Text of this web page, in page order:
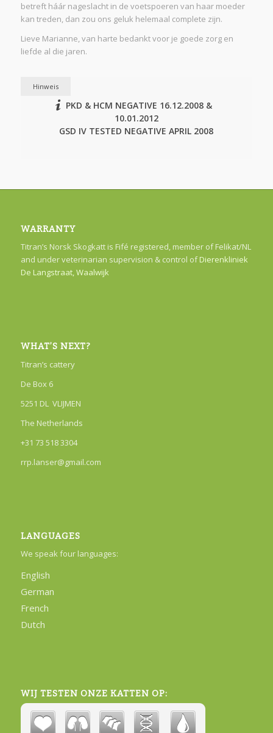
betreft háár nageslacht in de voetspoeren van haar moeder
kan treden, dan zou ons geluk helemaal complete zijn.
Lieve Marianne, van harte bedankt voor je goede zorg en
liefde al die jaren.
Hinweis
PKD & HCM NEGATIVE 16.12.2008 &
10.01.2012
GSD IV TESTED NEGATIVE APRIL 2008
WARRANTY
Titran’s Norsk Skogkatt is Fifé registered, member of Felikat/NL
and under veterinarian supervision & control ofDierenkliniek
De Langstraat, Waalwijk
WHAT’S NEXT?
Titran’s cattery
De Box 6
5251 DL VLIJMEN
The Netherlands
+31 73 518 3304
rrp.lanser@gmail.com
LANGUAGES
We speak four languages:
English
German
French
Dutch
WIJ TESTEN ONZE KATTEN OP: